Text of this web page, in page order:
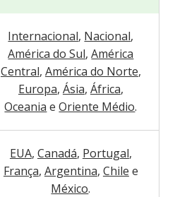
Internacional, Nacional,
América do Sul, América
Central, América do Norte,
Europa, Ásia, África,
Oceania e Oriente Médio.
EUA, Canadá, Portugal,
França, Argentina, Chile e
México.